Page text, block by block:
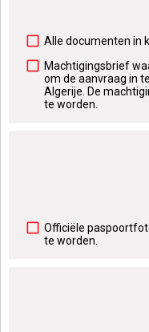
Alle documenten in
Machtigingsbrief
om de aanvraag in
Algerije. De
te worden.
Officiële
te worden.